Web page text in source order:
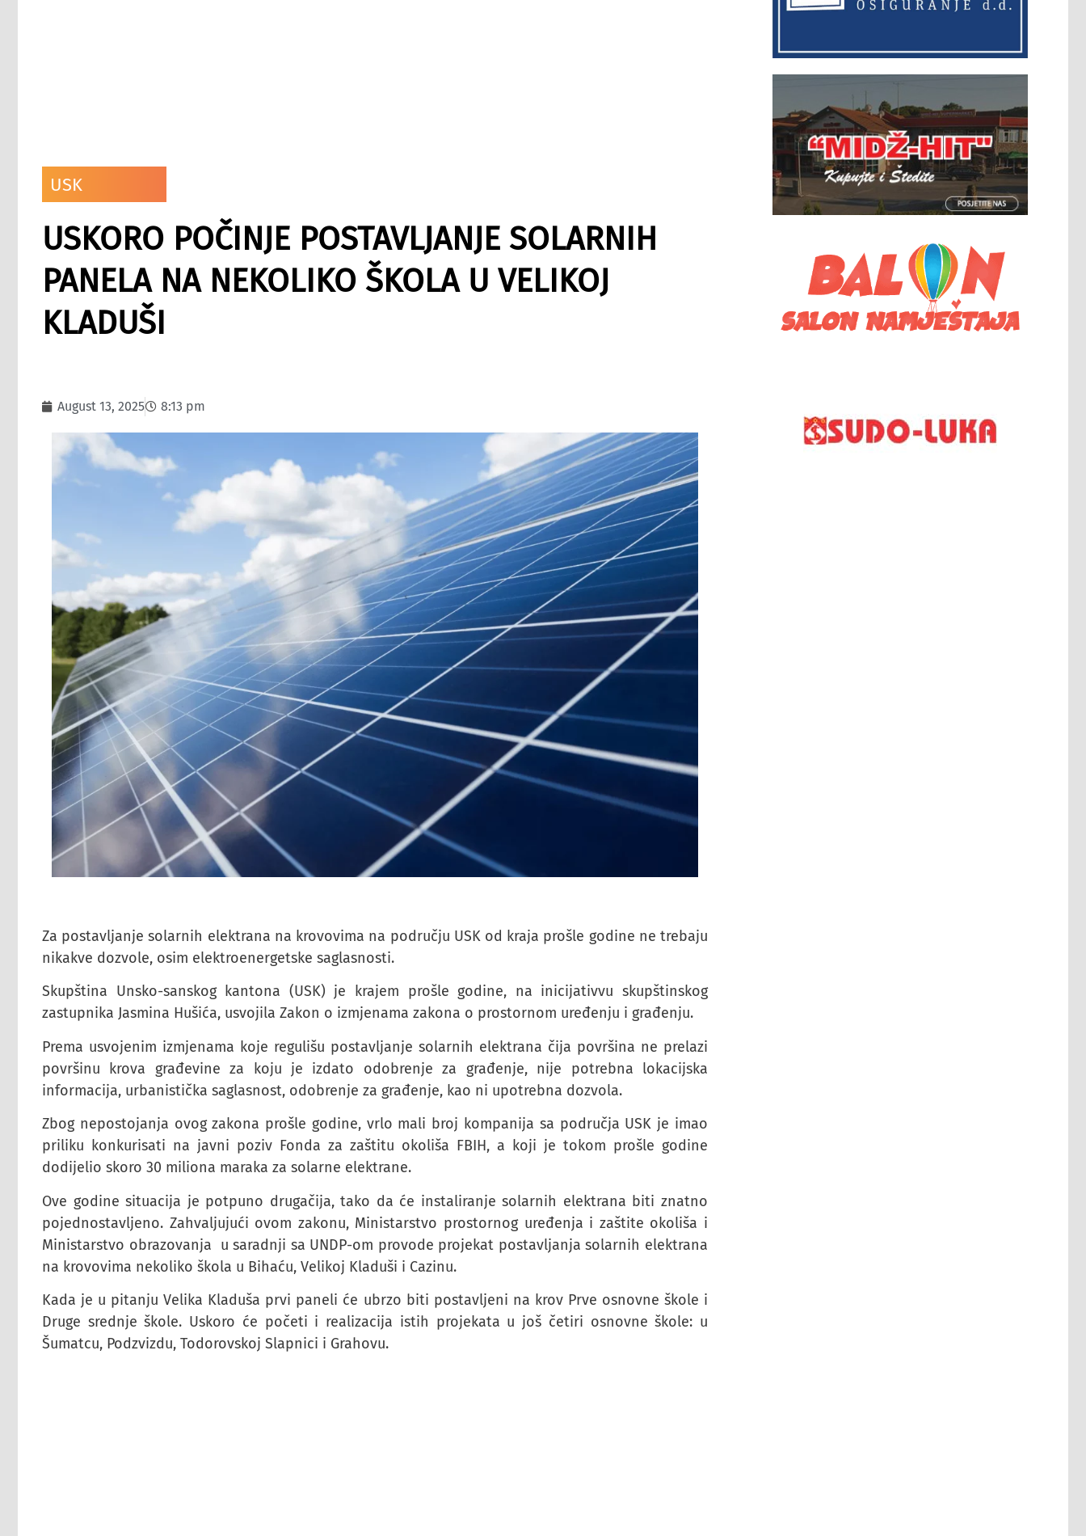
USK
USKORO POČINJE POSTAVLJANJE SOLARNIH
PANELA NA NEKOLIKO ŠKOLA U VELIKOJ
KLADUŠI
August 13, 2025 8:13 pm
Za postavljanje solarnih elektrana na krovovima na području USK od kraja prošle godine ne trebaju
nikakve dozvole, osim elektroenergetske saglasnosti.
Skupština Unsko-sanskog kantona (USK) je krajem prošle godine, na inicijativvu skupštinskog
zastupnika Jasmina Hušića, usvojila Zakon o izmjenama zakona o prostornom uređenju i građenju.
Prema usvojenim izmjenama koje regulišu postavljanje solarnih elektrana čija površina ne prelazi
površinu krova građevine za koju je izdato odobrenje za građenje, nije potrebna lokacijska
informacija, urbanistička saglasnost, odobrenje za građenje, kao ni upotrebna dozvola.
Zbog nepostojanja ovog zakona prošle godine, vrlo mali broj kompanija sa područja USK je imao
priliku konkurisati na javni poziv Fonda za zaštitu okoliša FBIH, a koji je tokom prošle godine
dodijelio skoro 30 miliona maraka za solarne elektrane.
Ove godine situacija je potpuno drugačija, tako da će instaliranje solarnih elektrana biti znatno
pojednostavljeno. Zahvaljujući ovom zakonu, Ministarstvo prostornog uređenja i zaštite okoliša i
Ministarstvo obrazovanja u saradnji sa UNDP-om provode projekat postavljanja solarnih elektrana
na krovovima nekoliko škola u Bihaću, Velikoj Kladuši i Cazinu.
Kada je u pitanju Velika Kladuša prvi paneli će ubrzo biti postavljeni na krov Prve osnovne škole i
Druge srednje škole. Uskoro će početi i realizacija istih projekata u još četiri osnovne škole: u
Šumatcu, Podzvizdu, Todorovskoj Slapnici i Grahovu.